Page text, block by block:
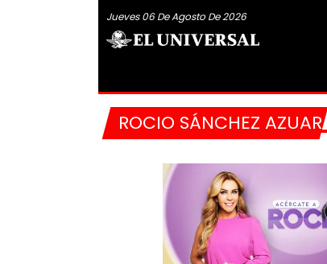
Jueves 06 De Agosto De 2026
ROCIO SÁNCHEZ AZUARA